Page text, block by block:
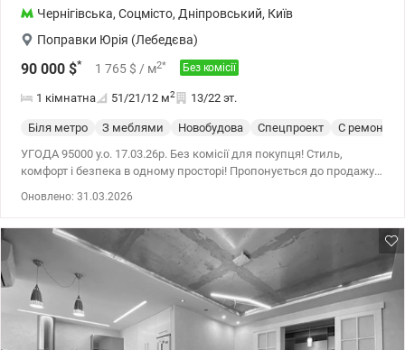
Чернігівська, Соцмісто, Дніпровський, Київ
Поправки Юрія (Лебедєва)
90 000 $* 1 765 $ / м2* Без комісії
1 кімнатна 51/21/12 м2 13/22 эт.
Біля метро З меблями Новобудова Спецпроект
С ремонтом
УГОДА 95000 у.о. 17.03.26р. Без комісії для покупця! Стиль,
комфорт і безпека в одному просторі! Пропонується до продажу
житлова — 20,8 м² • кухня — 12,3 м² • поверх — 13 із 22 • висота
стелі — 3,0 м, що додає простору й повітря Квартира створена
для тих, хто цінує якість, естетику та продумані деталі. Інтер’єр
виконаний за індивідуальним дизайн-проєктом із
використанням сучасних технологій та преміальних матеріалів.
Повністю укомплектована та готова до проживання • простора
кухня та вітальня • окрема затишна спальня • засклений балкон
Оновлено: 31.03.2026